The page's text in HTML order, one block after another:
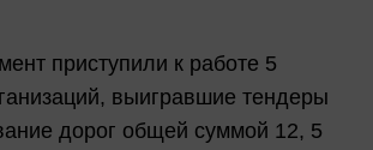
приступили к работе 5
выигравшие тендеры
дорог общей суммой 12, 5